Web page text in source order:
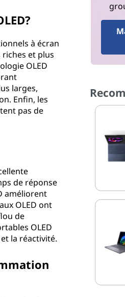
à écran
riches et plus
OLED
larges,
Enfin, les
pas de
de réponse
améliorent
OLED ont
de
OLED
la réactivité.